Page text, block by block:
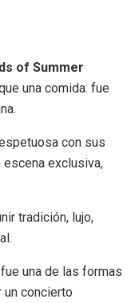
of Summer
una comida: fue
con sus
escena exclusiva,
tradición, lujo,
una de las formas
concierto